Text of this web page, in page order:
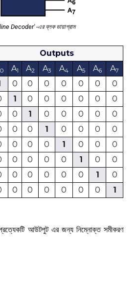
Decoder' -এর ব্লক ডায়াগ্রাম
Outputs
0 A1 A2 A3 A4 A5 A6 A7
0 0 0 0 0 0
0
1 0 0 0 0 0
0
0 1 0 0 0 0
0
0 0 1 0 0 0
0
0 0 0 1 0 0
0
0 0 0 0 1 0
0
0 0 0 0 0 1
0
0 0 0 0 0 0 1
আউটপুট এর জন্য নিম্নোক্ত সমীকরণ